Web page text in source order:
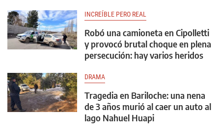
INCREÍBLE PERO REAL
Robó una camioneta en Cipolletti
y provocó brutal choque en plena
persecución: hay varios heridos
DRAMA
Tragedia en Bariloche: una nena
de 3 años murió al caer un auto al
lago Nahuel Huapi